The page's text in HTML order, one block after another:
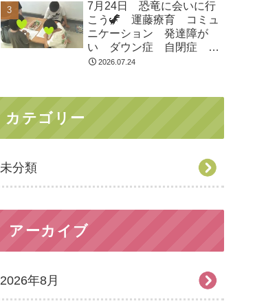
市 つくばみらい市 坂東
市 守谷市
7月24日 恐竜に会いに行
こう🦖 運藤療育 コミュ
ニケーション 発達障が
い ダウン症 自閉症
ASD ADHD 児童発達支
2026.07.24
カテゴリー
未分類
アーカイブ
2026年8月